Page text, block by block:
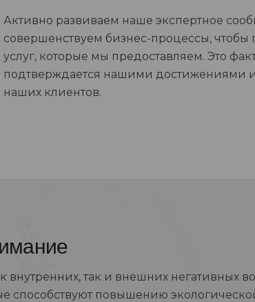
Активно развиваем наше экспертное
совершенствуем бизнес-процессы, чтобы
услуг, которые мы предоставляем. Это
подтверждается нашими достижениями
наших клиентов.
так и внешних негативных
способствуют повышению